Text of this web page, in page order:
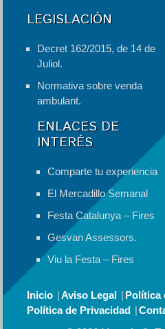
LEGISLACIÓN
Decret 162/2015, de 14 de
Juliol.
Normativa sobre venda
ambulant.
ENLACES DE
INTERÉS
Comparte tu experiencia
El Mercadillo Semanal
Festa Catalunya – Fires
Gesvan Assessors.
Viu la Festa – Fires
Inicio Aviso Legal
Política
Política de Privacidad